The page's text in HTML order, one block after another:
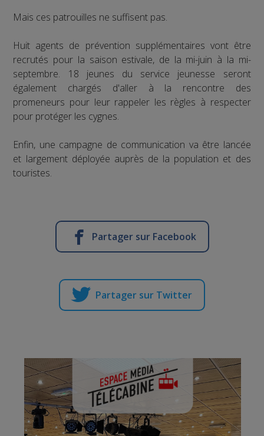
Mais ces patrouilles ne suffisent pas.
Huit agents de prévention supplémentaires vont être
recrutés pour la saison estivale, de la mi-juin à la mi-
septembre. 18 jeunes du service jeunesse seront
également chargés d'aller à la rencontre des
promeneurs pour leur rappeler les règles à respecter
pour protéger les cygnes.
Enfin, une campagne de communication va être lancée
et largement déployée auprès de la population et des
touristes.
Partager sur Facebook
Partager sur Twitter